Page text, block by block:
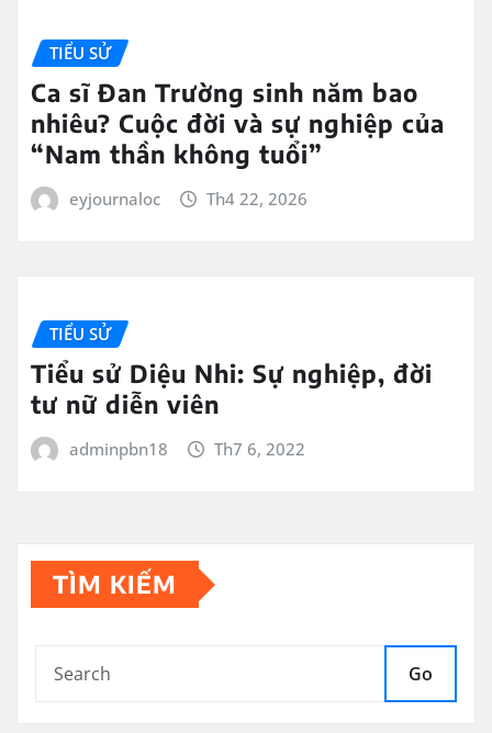
TIỂU SỬ
Ca sĩ Đan Trường sinh năm bao
nhiêu? Cuộc đời và sự nghiệp của
“Nam thần không tuổi”
eyjournaloc Th4 22, 2026
TIỂU SỬ
Tiểu sử Diệu Nhi: Sự nghiệp, đời
tư nữ diễn viên
adminpbn18 Th7 6, 2022
TÌM KIẾM
Go